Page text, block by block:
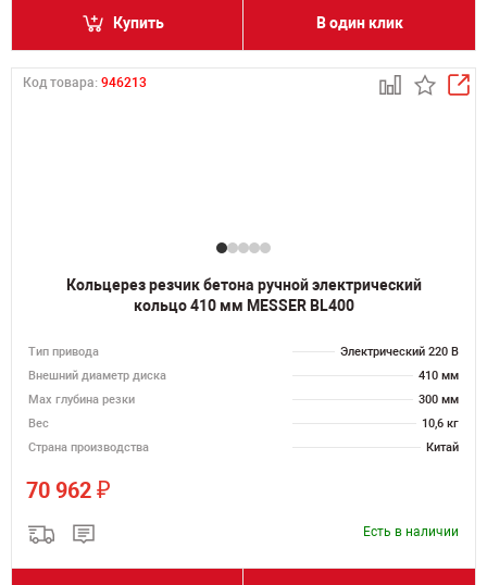
Купить В один клик
Код товара: 946213
Кольцерез резчик бетона ручной электрический
кольцо 410 мм MESSER BL400
Тип привода
Электрический 220 В
Внешний диаметр диска
410 мм
Max глубина резки
300 мм
Вес
10,6 кг
Страна производства
Китай
70 962 ₽
Есть в наличии